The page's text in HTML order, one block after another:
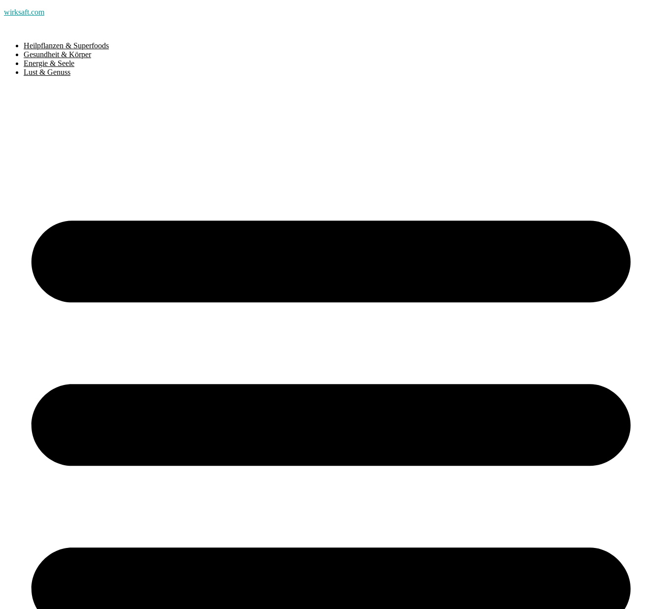
wirksaft.com
Heilpflanzen & Superfoods
Gesundheit & Körper
Energie & Seele
Lust & Genuss